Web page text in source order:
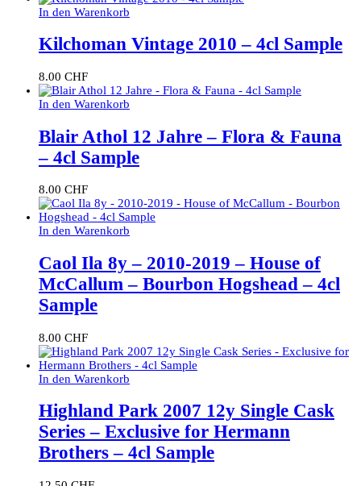
In den Warenkorb
Kilchoman Vintage 2010 – 4cl Sample
8.00 CHF
In den Warenkorb
Blair Athol 12 Jahre – Flora & Fauna
– 4cl Sample
8.00 CHF
In den Warenkorb
Caol Ila 8y – 2010-2019 – House of
McCallum – Bourbon Hogshead – 4cl
Sample
8.00 CHF
In den Warenkorb
Highland Park 2007 12y Single Cask
Series – Exclusive for Hermann
Brothers – 4cl Sample